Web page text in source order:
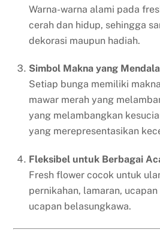
Warna-warna alami pada
cerah dan hidup, sehingga
dekorasi maupun hadiah.
Simbol Makna yang
Setiap bunga memiliki
mawar merah yang
yang melambangkan
yang merepresentasikan
Fleksibel untuk Berbagai
Fresh flower cocok untuk
pernikahan, lamaran,
ucapan belasungkawa.